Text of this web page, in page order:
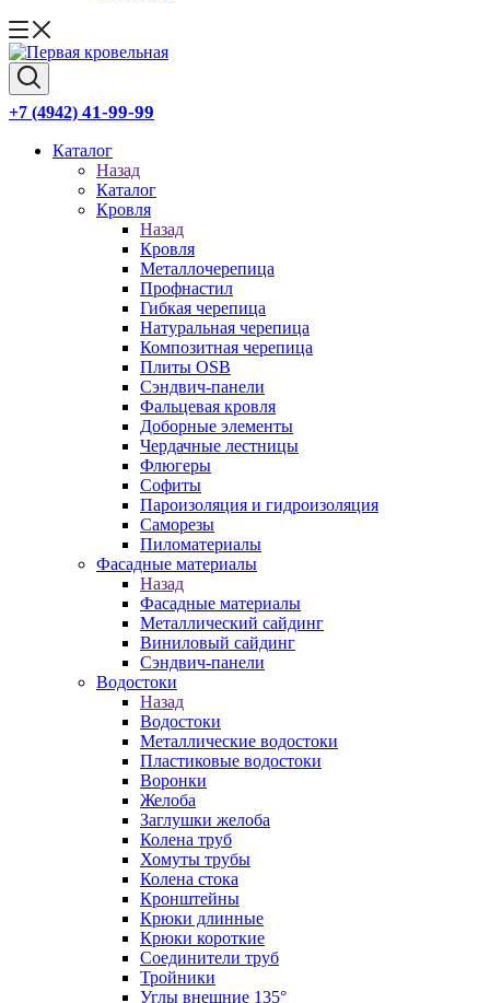
+7 (4942) 41-99-99
Каталог
Назад
Каталог
Кровля
Назад
Кровля
Металлочерепица
Профнастил
Гибкая черепица
Натуральная черепица
Композитная черепица
Плиты OSB
Сэндвич-панели
Фальцевая кровля
Доборные элементы
Чердачные лестницы
Флюгеры
Софиты
Пароизоляция и гидроизоляция
Саморезы
Пиломатериалы
Фасадные материалы
Назад
Фасадные материалы
Металлический сайдинг
Виниловый сайдинг
Сэндвич-панели
Водостоки
Назад
Водостоки
Металлические водостоки
Пластиковые водостоки
Воронки
Желоба
Заглушки желоба
Колена труб
Хомуты трубы
Колена стока
Кронштейны
Крюки длинные
Крюки короткие
Соединители труб
Тройники
Углы внешние 135°